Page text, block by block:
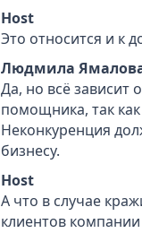
Host
Это относится и к
Людмила
Да, но всё зависит
помощника, так
Неконкуренция
бизнесу.
Host
А что в случае
клиентов